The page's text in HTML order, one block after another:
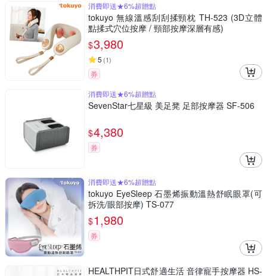
消費即送★6%超贈點
tokuyo 無線溫感刮刮揉頸枕 TH-523 (3D立體
點揉式穴位按摩 / 頸部按摩深層有感)
$3,980
5 (1)
券
消費即送★6%超贈點
SevenStar七星級 美足凳 足部按摩器 SF-506
$4,380
券
消費即送★6%超贈點
tokuyo EyeSleep 石墨烯振動溫熱舒眠眼罩(可
拆洗/眼部按摩) TS-077
$1,980
券
HEALTHPIT日式舒適生活 音律寵手按摩器 HS-